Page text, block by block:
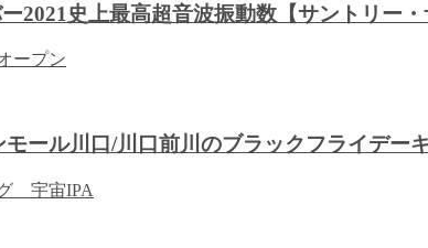
2021史上最高超音波振動数【サントリー
モール川口/川口前川のブラックフライデー